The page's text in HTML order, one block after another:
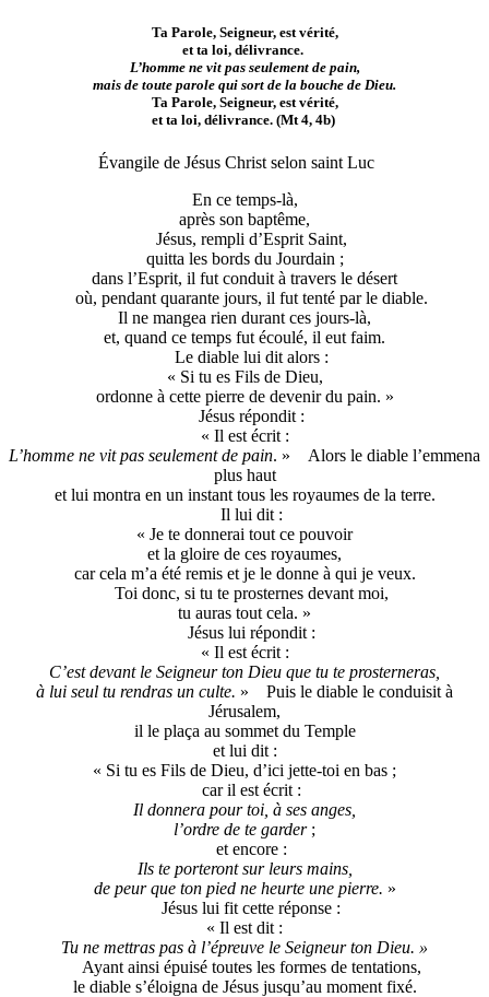
Ta Parole, Seigneur, est vérité,
et ta loi, délivrance.
L’homme ne vit pas seulement de pain,
mais de toute parole qui sort de la bouche de Dieu.
Ta Parole, Seigneur, est vérité,
et ta loi, délivrance.(Mt 4, 4b)
Évangile de Jésus Christ selon saint Luc
En ce temps-là,
après son baptême,
Jésus, rempli d’Esprit Saint,
quitta les bords du Jourdain ;
dans l’Esprit, il fut conduit à travers le désert
où, pendant quarante jours, il fut tenté par le diable.
Il ne mangea rien durant ces jours-là,
et, quand ce temps fut écoulé, il eut faim.
Le diable lui dit alors :
« Si tu es Fils de Dieu,
ordonne à cette pierre de devenir du pain. »
Jésus répondit :
« Il est écrit :
L’homme ne vit pas seulement de pain. » Alors le diable l’emmena
plus haut
et lui montra en un instant tous les royaumes de la terre.
Il lui dit :
« Je te donnerai tout ce pouvoir
et la gloire de ces royaumes,
car cela m’a été remis et je le donne à qui je veux.
Toi donc, si tu te prosternes devant moi,
tu auras tout cela. »
Jésus lui répondit :
« Il est écrit :
C’est devant le Seigneur ton Dieu que tu te prosterneras,
à lui seul tu rendras un culte. » Puis le diable le conduisit à
Jérusalem,
il le plaça au sommet du Temple
et lui dit :
« Si tu es Fils de Dieu, d’ici jette-toi en bas ;
car il est écrit :
Il donnera pour toi, à ses anges,
l’ordre de te garder;
et encore :
Ils te porteront sur leurs mains,
de peur que ton pied ne heurte une pierre. »
Jésus lui fit cette réponse :
« Il est dit :
Tu ne mettras pas à l’épreuve le Seigneur ton Dieu. »
Ayant ainsi épuisé toutes les formes de tentations,
le diable s’éloigna de Jésus jusqu’au moment fixé.